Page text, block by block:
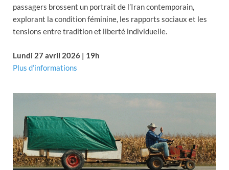
passagers brossent un portrait de l’Iran contemporain,
explorant la condition féminine, les rapports sociaux et les
tensions entre tradition et liberté individuelle.
Lundi 27 avril 2026 | 19h
Plus d’informations